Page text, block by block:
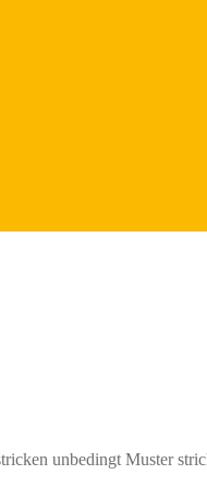
unbedingt Muster